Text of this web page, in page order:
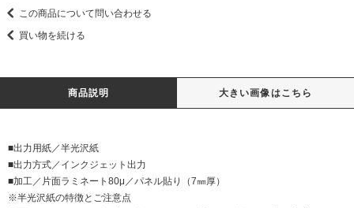
この商品について問い合わせる
買い物を続ける
商品説明 大きい画像はこちら
■出力用紙／半光沢紙
■出力方式／インクジェット出力
■加工／片面ラミネート80μ／パネル貼り（7㎜厚）
※半光沢紙の特徴とご注意点